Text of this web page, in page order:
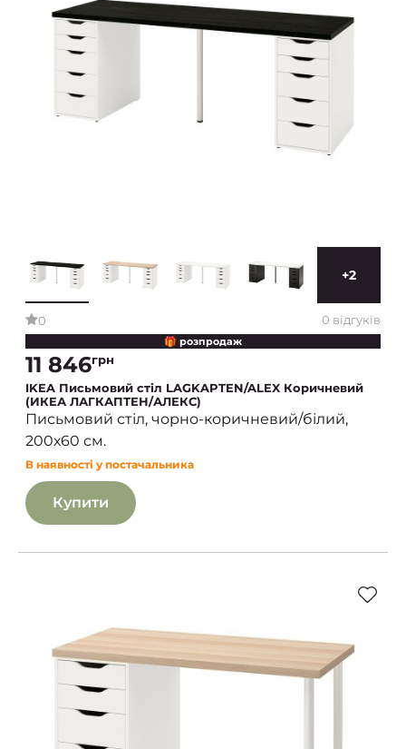
+2
0 0 відгуків
🎁 розпродаж
11 846грн
IKEA Письмовий стіл LAGKAPTEN/ALEX Коричневий
(ИКЕА ЛАГКАПТЕН/АЛЕКС)
Письмовий стіл, чорно-коричневий/білий,
200х60 см.
В наявності у постачальника
Купити